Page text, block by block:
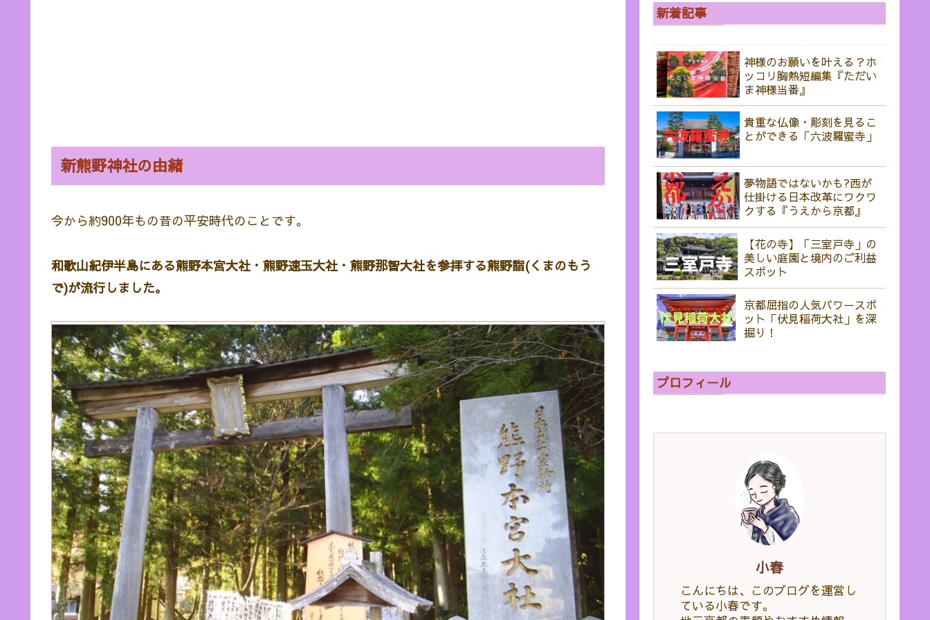
新熊野神社の由緒
今から約900年もの昔の平安時代のことです。
和歌山紀伊半島にある熊野本宮大社・熊野速玉大社・熊野那智大社を参拝する熊野詣(くまのもう
で)が流行しました。
新着記事
神様のお願いを叶える？ホ
ッコリ胸熱短編集『ただい
ま神様当番』
貴重な仏像・彫刻を見るこ
とができる「六波羅蜜寺」
夢物語ではないかも?西が
仕掛ける日本改革にワクワ
クする『うえから京都』
【花の寺】「三室戸寺」の
美しい庭園と境内のご利益
スポット
京都屈指の人気パワースポ
ット「伏見稲荷大社」を深
掘り！
プロフィール
小春
こんにちは、このブログを運営し
ている小春です。